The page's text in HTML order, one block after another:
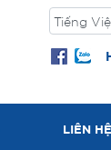
LIÊN HỆ